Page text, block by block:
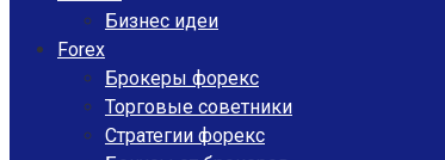
Бизнес идеи
Forex
Брокеры форекс
Торговые советники
Стратегии форекс